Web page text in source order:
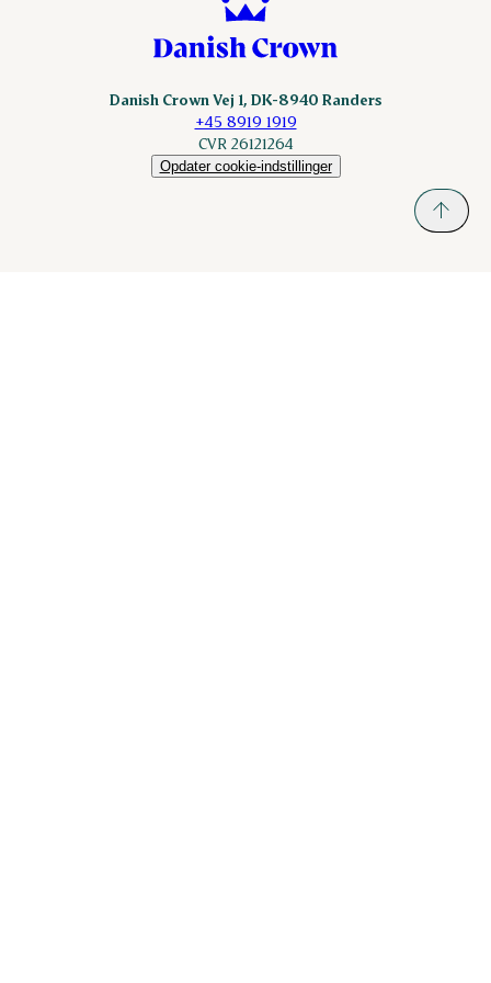
Danish Crown Vej 1, DK-8940 Randers
+45 8919 1919
CVR 26121264
Opdater cookie-indstillinger